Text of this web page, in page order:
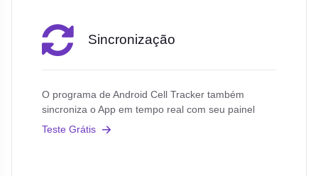
Sincronização
O programa de Android Cell Tracker também
sincroniza o App em tempo real com seu painel
Teste Grátis